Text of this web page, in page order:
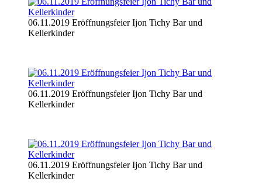
06.11.2019 Eröffnungsfeier Ijon Tichy Bar und
Kellerkinder
06.11.2019 Eröffnungsfeier Ijon Tichy Bar und
Kellerkinder
06.11.2019 Eröffnungsfeier Ijon Tichy Bar und
Kellerkinder